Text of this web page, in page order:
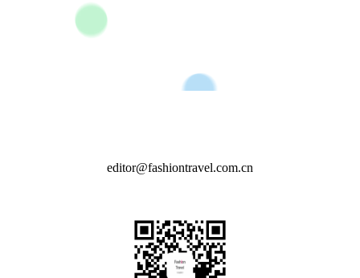
editor@fashiontravel.com.cn